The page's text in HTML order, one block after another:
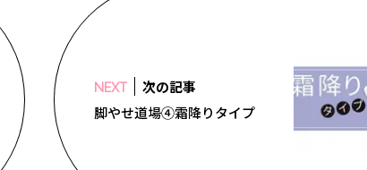
NEXT
次の記事
脚やせ道場④霜降りタイプ